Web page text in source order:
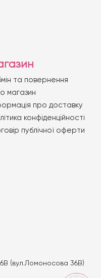
та повернення
магазин
про доставку
конфіденційності
публічної оферти
(вул.Ломоносова 36В)